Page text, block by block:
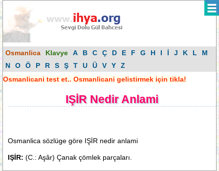
Osmanlica Klavye A B C Ç D E F G H I İ J K L
M
N
O Ö P R S Ş T U Ü V Y
Z
Osmanlicani test et.. Osmanlicani gelistirmek için tikla!
IŞİR Nedir Anlami
Osmanlica sözlüge göre IŞİR nedir anlami
IŞİR: (C.: Aşâr) Çanak çömlek parçaları.